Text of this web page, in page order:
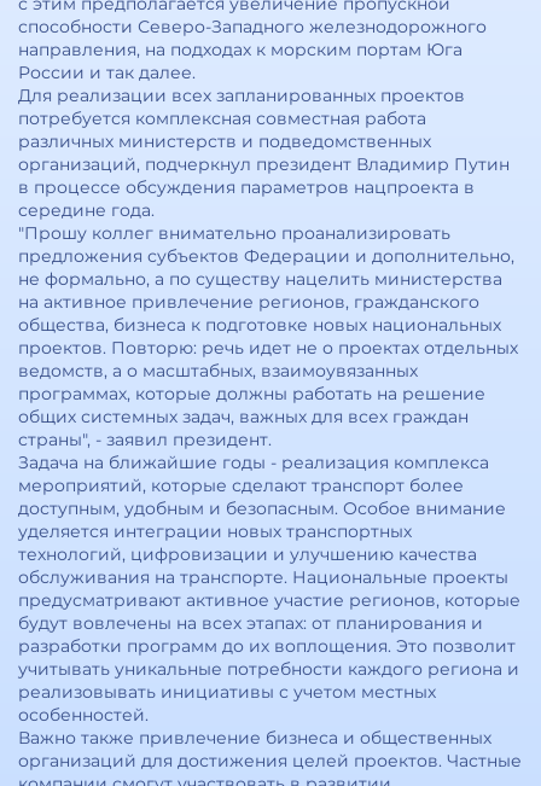
способности Северо-Западного железнодорожного
направления, на подходах к морским портам Юга
России и так далее.
Для реализации всех запланированных проектов
потребуется комплексная совместная работа
различных министерств и подведомственных
организаций, подчеркнул президент Владимир Путин
в процессе обсуждения параметров нацпроекта в
середине года.
"Прошу коллег внимательно проанализировать
предложения субъектов Федерации и дополнительно,
не формально, а по существу нацелить министерства
на активное привлечение регионов, гражданского
общества, бизнеса к подготовке новых национальных
проектов. Повторю: речь идет не о проектах отдельных
ведомств, а о масштабных, взаимоувязанных
программах, которые должны работать на решение
общих системных задач, важных для всех граждан
страны", - заявил президент.
Задача на ближайшие годы - реализация комплекса
мероприятий, которые сделают транспорт более
доступным, удобным и безопасным. Особое внимание
уделяется интеграции новых транспортных
технологий, цифровизации и улучшению качества
обслуживания на транспорте. Национальные проекты
предусматривают активное участие регионов, которые
будут вовлечены на всех этапах: от планирования и
разработки программ до их воплощения. Это позволит
учитывать уникальные потребности каждого региона и
реализовывать инициативы с учетом местных
особенностей.
Важно также привлечение бизнеса и общественных
организаций для достижения целей проектов. Частные